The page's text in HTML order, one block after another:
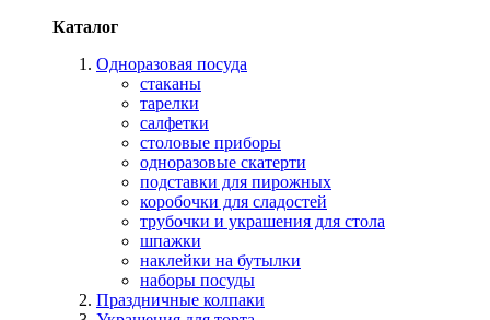
Каталог
Одноразовая посуда
стаканы
тарелки
салфетки
столовые приборы
одноразовые скатерти
подставки для пирожных
коробочки для сладостей
трубочки и украшения для стола
шпажки
наклейки на бутылки
наборы посуды
Праздничные колпаки